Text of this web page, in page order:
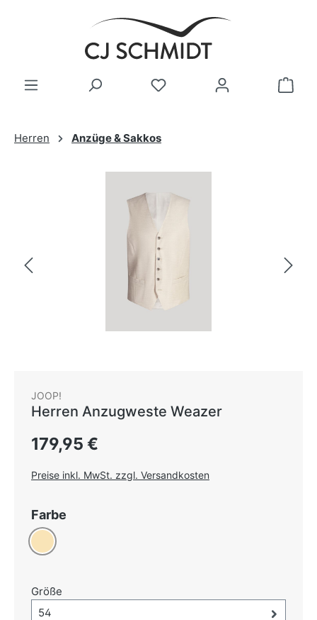
Zum Hauptinhalt springen
Herren Anzüge & Sakkos
JOOP!
Herren Anzugweste Weazer
Regulärer Preis:
179,95 €
Preise inkl. MwSt. zzgl. Versandkosten
Farbe
Beige
Größe
Größe-Auswahl öffnen, aktuell ausgewählt:
54